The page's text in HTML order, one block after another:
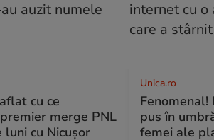
cu ce
merge PNL
cu Nicușor
Unica.ro
pus în
femei ale